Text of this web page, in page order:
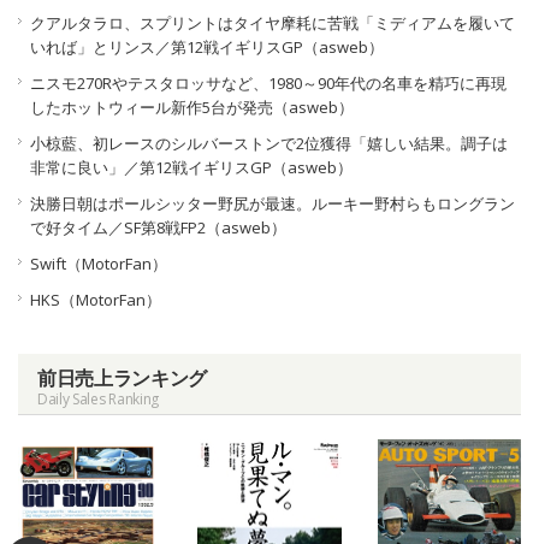
クアルタラロ、スプリントはタイヤ摩耗に苦戦「ミディアムを履いて
いれば」とリンス／第12戦イギリスGP（asweb）
ニスモ270Rやテスタロッサなど、1980～90年代の名車を精巧に再現
したホットウィール新作5台が発売（asweb）
小椋藍、初レースのシルバーストンで2位獲得「嬉しい結果。調子は
非常に良い」／第12戦イギリスGP（asweb）
決勝日朝はポールシッター野尻が最速。ルーキー野村らもロングラン
で好タイム／SF第8戦FP2（asweb）
Swift（MotorFan）
HKS（MotorFan）
前日売上ランキング
Daily Sales Ranking